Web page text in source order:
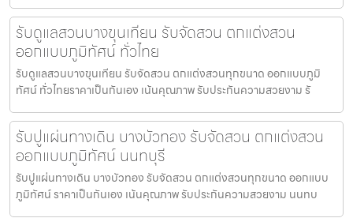
รับดูแลสวนบางขุนเทียน รับจัดสวน ตกแต่งสวน
ออกแบบภูมิทัศน์ ทั่วไทย
รับดูแลสวนบางขุนเทียน รับจัดสวน ตกแต่งสวนทุกขนาด ออกแบบภูมิ
ทัศน์ ทั่วไทยราคาเป็นกันเอง เน้นคุณภาพ รับประกันความสวยงาม รั
รับปูแผ่นทางเดิน บางบัวทอง รับจัดสวน ตกแต่งสวน
ออกแบบภูมิทัศน์ นนทบุรี
รับปูแผ่นทางเดิน บางบัวทอง รับจัดสวน ตกแต่งสวนทุกขนาด ออกแบบ
ภูมิทัศน์ ราคาเป็นกันเอง เน้นคุณภาพ รับประกันความสวยงาม นนทบ